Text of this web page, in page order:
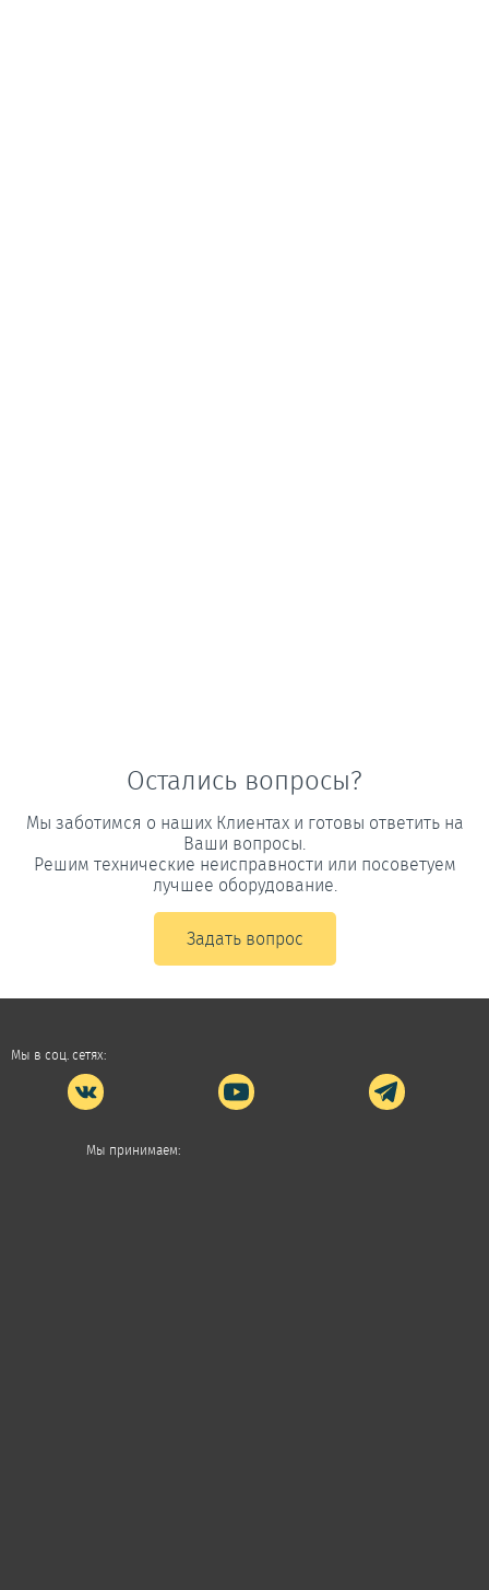
Остались вопросы?
Мы заботимся о наших Клиентах и готовы ответить на
Ваши вопросы.
Решим технические неисправности или посоветуем
лучшее оборудование.
Задать вопрос
Мы в соц. сетях:
Мы принимаем: